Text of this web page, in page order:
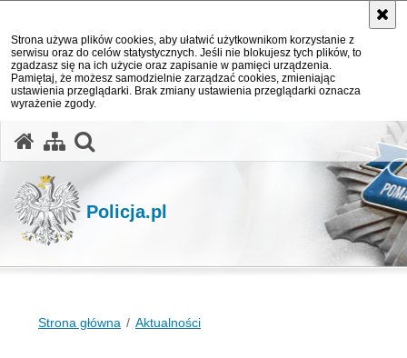
Strona używa plików cookies, aby ułatwić użytkownikom korzystanie z
serwisu oraz do celów statystycznych. Jeśli nie blokujesz tych plików, to
zgadzasz się na ich użycie oraz zapisanie w pamięci urządzenia.
Pamiętaj, że możesz samodzielnie zarządzać cookies, zmieniając
ustawienia przeglądarki. Brak zmiany ustawienia przeglądarki oznacza
wyrażenie zgody.
Policja.pl
Strona główna Aktualności